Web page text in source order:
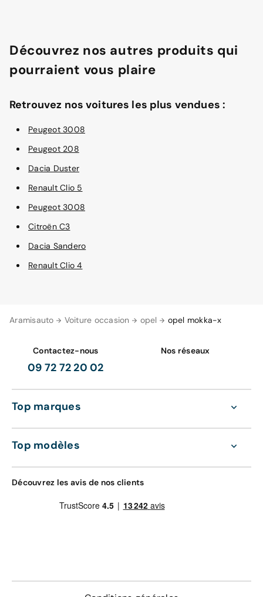
Aramisauto Voiture occasion opel opel mokka-x
Découvrez nos autres produits qui
pourraient vous plaire
Retrouvez nos voitures les plus vendues :
Peugeot 3008
Peugeot 208
Dacia Duster
Renault Clio 5
Peugeot 3008
Citroën C3
Dacia Sandero
Renault Clio 4
Contactez-nous
09 72 72 20 02
Nos réseaux
Top marques
Top modèles
Découvrez les avis de nos clients